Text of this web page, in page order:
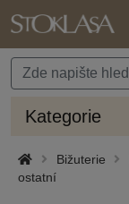
Kategorie
Bižuterie
ostatní